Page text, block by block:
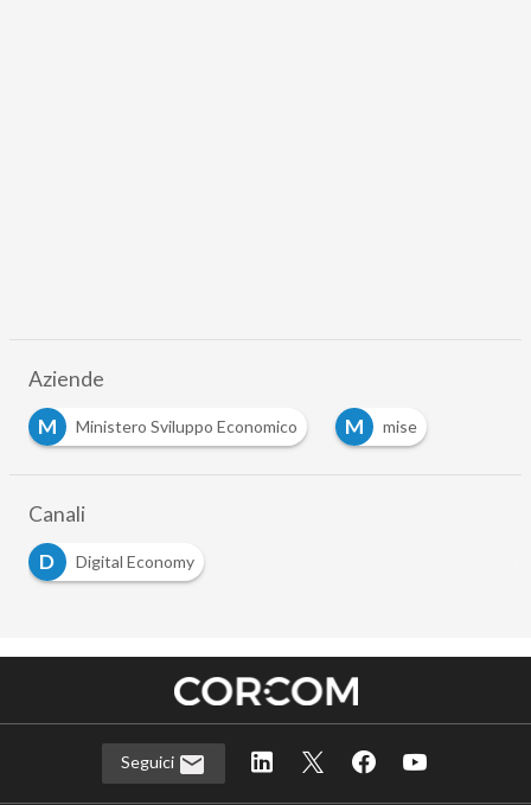
Aziende
M
Ministero Sviluppo Economico M mise
Canali
D
Digital Economy
Seguici